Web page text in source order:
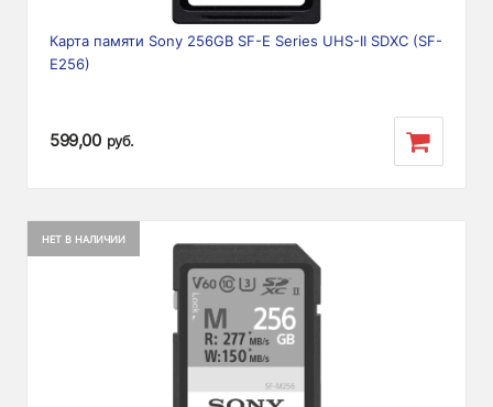
Карта памяти Sony 256GB SF-E Series UHS-II SDXC (SF-
E256)
599,00 руб.
НЕТ В НАЛИЧИИ